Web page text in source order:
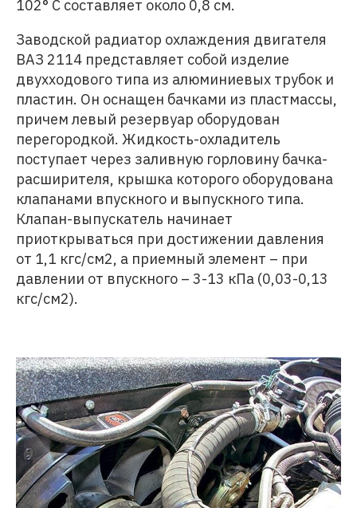
102° С составляет около 0,8 см.
Заводской радиатор охлаждения двигателя
ВАЗ 2114 представляет собой изделие
двухходового типа из алюминиевых трубок и
пластин. Он оснащен бачками из пластмассы,
причем левый резервуар оборудован
перегородкой. Жидкость-охладитель
поступает через заливную горловину бачка-
расширителя, крышка которого оборудована
клапанами впускного и выпускного типа.
Клапан-выпускатель начинает
приоткрываться при достижении давления
от 1,1 кгс/см2, а приемный элемент – при
давлении от впускного – 3-13 кПа (0,03-0,13
кгс/см2).